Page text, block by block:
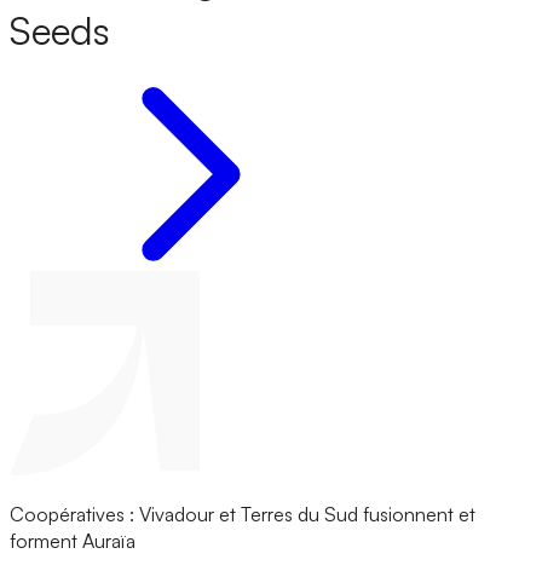
Seeds
Coopératives : Vivadour et Terres du Sud fusionnent et
forment Auraïa